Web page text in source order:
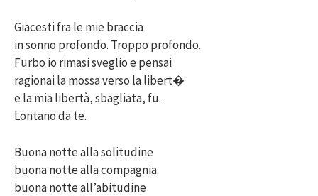
Giacesti fra le mie braccia
in sonno profondo. Troppo profondo.
Furbo io rimasi sveglio e pensai
ragionai la mossa verso la libert�
e la mia libertà, sbagliata, fu.
Lontano da te.
Buona notte alla solitudine
buona notte alla compagnia
buona notte all’abitudine